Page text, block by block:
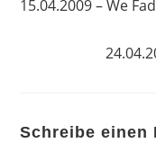
ansehen
15.04.2009 – We
Schreibe einen